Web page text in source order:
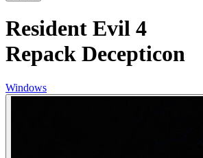
Resident Evil 4
Repack Decepticon
Windows